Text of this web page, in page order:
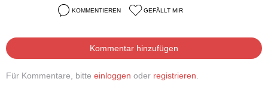
KOMMENTIEREN GEFÄLLT MIR
Kommentar hinzufügen
Für Kommentare, bitte einloggen oder registrieren